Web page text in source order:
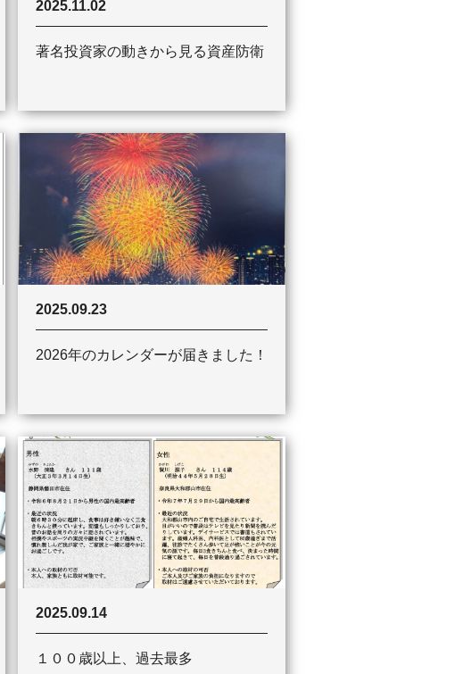
2025.11.02
著名投資家の動きから見る資産防衛
2025.09.23
2026年のカレンダーが届きました！
2025.09.14
１００歳以上、過去最多